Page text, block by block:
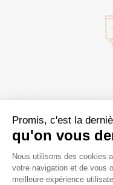
Promis, c'est la
qu'on vous
Plateforme
Nous utilisons des cookies
votre navigation et de vous
meilleure expérience